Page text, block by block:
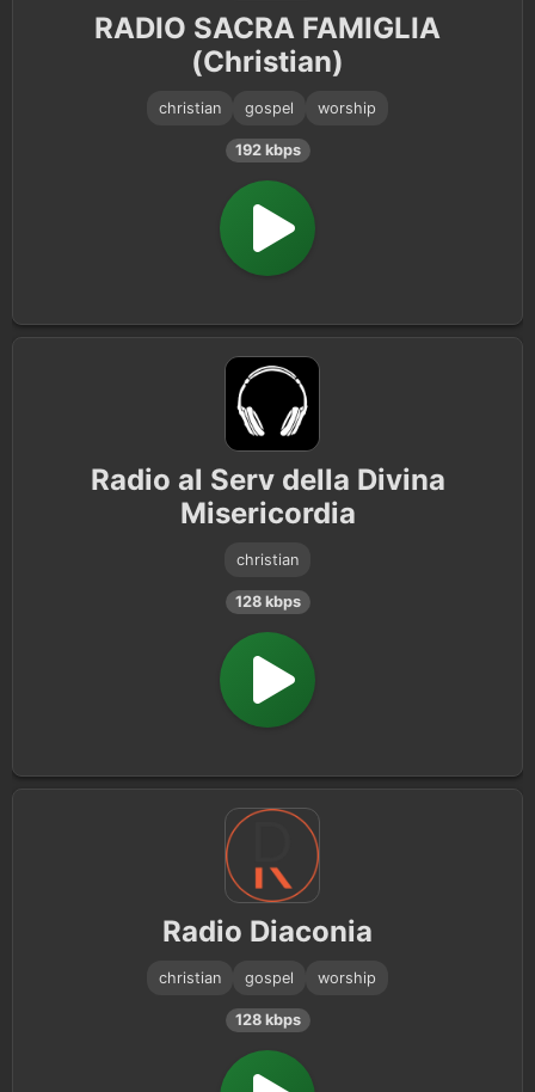
RADIO SACRA FAMIGLIA
(Christian)
christian gospel worship
192 kbps
Radio al Serv della Divina
Misericordia
christian
128 kbps
Radio Diaconia
christian gospel worship
128 kbps